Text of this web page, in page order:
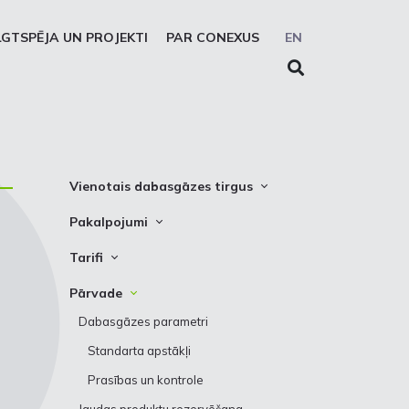
EN
UN PROJEKTI PAR CONEXUS
Vienotais dabasgāzes tirgus
Vienotās zonas platforma
Pakalpojumi
Pārvade
pakalpojums
REMIT ziņošanas pakalpojums
EIC LIO
Tarifi
Pārvade
Uzglabāšana
Pārvade
Dabasgāzes parametri
Standarta apstākļi
Prasības un kontrole